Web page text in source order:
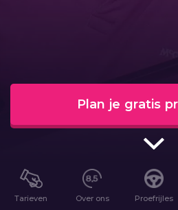
Plan je gratis
Tarieven Over ons Proefrijles